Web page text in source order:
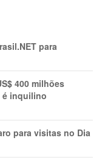
para
400 milhões
é inquilino
para visitas no Dia